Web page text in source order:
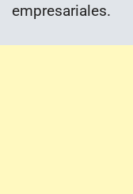
empresariales.